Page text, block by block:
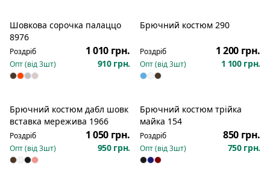
Новинка
Шовкова сорочка палаццо
8976
Роздріб 1 010 грн.
Опт (від3шт) 910 грн.
Брючний костюм 290
Роздріб 1 200 грн.
Опт (від3шт) 1 100 грн.
Брючний костюм дабл шовк
вставка мережива 1966
Роздріб 1 050 грн.
Опт (від3шт) 950 грн.
Новинка
Брючний костюм трійка
майка 154
Роздріб 850 грн.
Опт (від3шт) 750 грн.